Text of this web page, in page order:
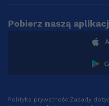
Pobierz naszą
Polityka prywatnościZasady